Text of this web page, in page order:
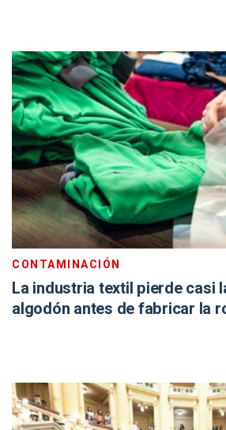
CONTAMINACIÓN
La industria textil pierde casi
algodón antes de fabricar la